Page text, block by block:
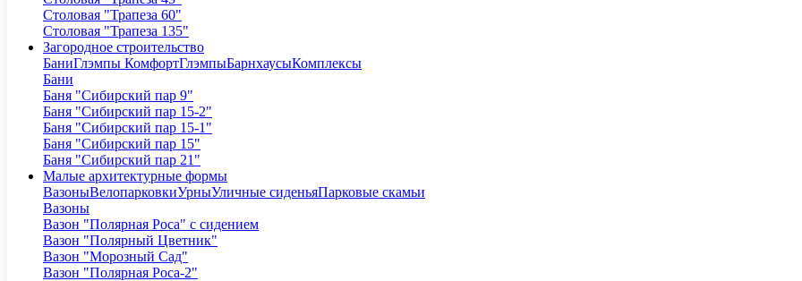
Столовая "Трапеза 60"
Столовая "Трапеза 135"
Загородное строительство
БаниГлэмпы КомфортГлэмпыБарнхаусыКомплексы
Бани
Баня "Сибирский пар 9"
Баня "Сибирский пар 15-2"
Баня "Сибирский пар 15-1"
Баня "Сибирский пар 15"
Баня "Сибирский пар 21"
Малые архитектурные формы
ВазоныВелопарковкиУрныУличные сиденьяПарковые скамьи
Вазоны
Вазон "Полярная Роса" с сидением
Вазон "Полярный Цветник"
Вазон "Морозный Сад"
Вазон "Полярная Роса-2"